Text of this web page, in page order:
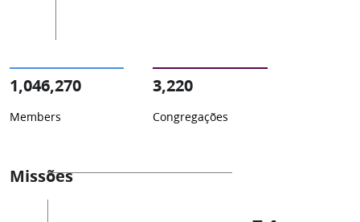
1,046,270
Members
3,220
Congregações
Missões